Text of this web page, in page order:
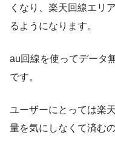
くなり、楽天回線エリ
るようになります。
au回線を使ってデータ
です。
ユーザーにとっては楽
量を気にしなくて済む